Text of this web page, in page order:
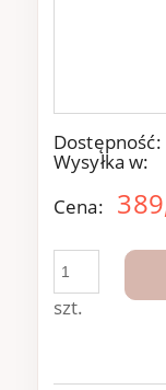
Dostępność:
Wysyłka w:
Cena:
szt.